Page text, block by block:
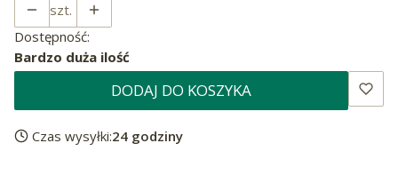
szt.
Dostępność:
Bardzo duża ilość
DODAJ DO KOSZYKA
Czas wysyłki:24 godziny